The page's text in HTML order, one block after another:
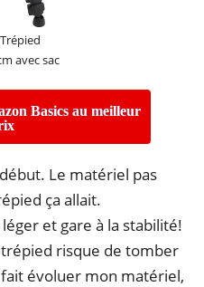
avec sac
Basics au meilleur
Le matériel pas
ça allait.
et gare à la stabilité!
risque de tomber
fait évoluer mon matériel,